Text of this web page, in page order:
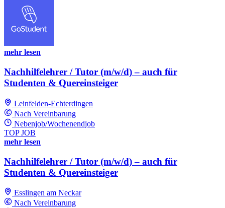
mehr lesen
Nachhilfelehrer / Tutor (m/w/d) – auch für
Studenten & Quereinsteiger
Leinfelden-Echterdingen
Nach Vereinbarung
Nebenjob/Wochenendjob
TOP JOB
mehr lesen
Nachhilfelehrer / Tutor (m/w/d) – auch für
Studenten & Quereinsteiger
Esslingen am Neckar
Nach Vereinbarung